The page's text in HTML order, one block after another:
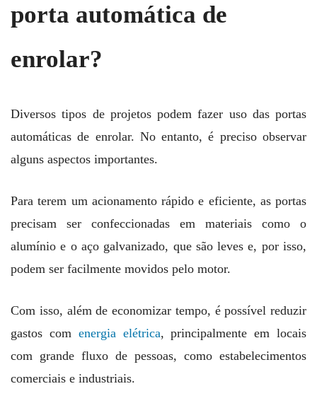
porta automática de
enrolar?
Diversos tipos de projetos podem fazer uso das portas
automáticas de enrolar. No entanto, é preciso observar
alguns aspectos importantes.
Para terem um acionamento rápido e eficiente, as portas
precisam ser confeccionadas em materiais como o
alumínio e o aço galvanizado, que são leves e, por isso,
podem ser facilmente movidos pelo motor.
Com isso, além de economizar tempo, é possível reduzir
gastos com energia elétrica, principalmente em locais
com grande fluxo de pessoas, como estabelecimentos
comerciais e industriais.